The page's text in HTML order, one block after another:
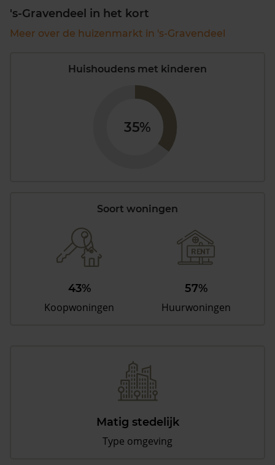
's-Gravendeel in het kort
Meer over de huizenmarkt in 's-Gravendeel
Huishoudens met kinderen
35%
Soort woningen
43%
Koopwoningen
57%
Huurwoningen
Matig stedelijk
Type omgeving